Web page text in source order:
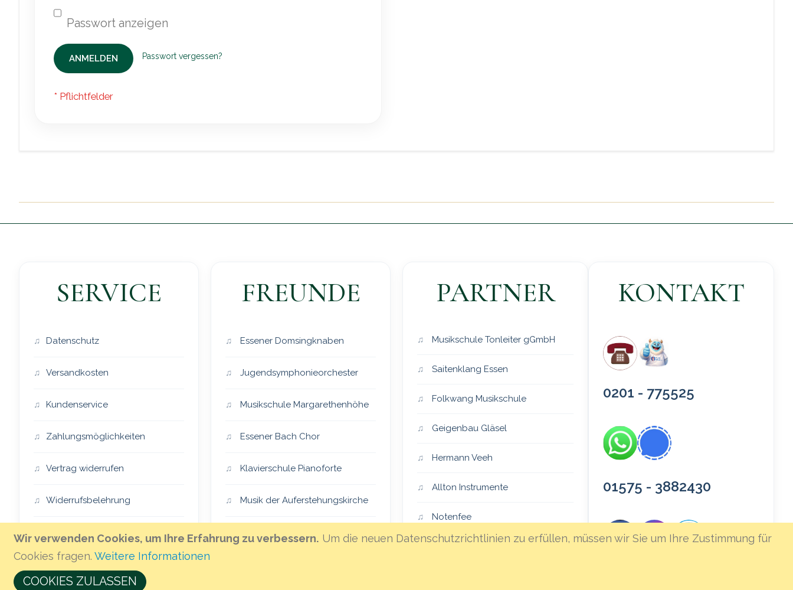
Wir verwenden Cookies, um Ihre Erfahrung zu verbessern. Um die neuen Datenschutzrichtlinien zu erfüllen, müssen wir Sie um Ihre Zustimmung für
Cookies fragen. Weitere Informationen
COOKIES ZULASSEN
ANMELDEN Passwort vergessen?
SERVICE
Datenschutz
Versandkosten
Kundenservice
Zahlungsmöglichkeiten
Vertrag widerrufen
Widerrufsbelehrung
Impressum
FREUNDE
Essener Domsingknaben
Jugendsymphonieorchester
Musikschule Margarethenhöhe
Essener Bach Chor
Klavierschule Pianoforte
Musik der Auferstehungskirche
Essener Vocalensemble
PARTNER
Musikschule Tonleiter gGmbH
Saitenklang Essen
Folkwang Musikschule
Geigenbau Gläsel
Hermann Veeh
Allton Instrumente
Notenfee
KONTAKT
0201 - 775525
01575 - 3882430